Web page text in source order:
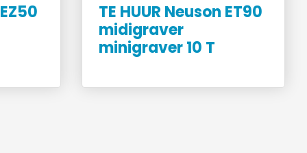
TE HUUR Neuson ET90
midigraver
minigraver 10 T